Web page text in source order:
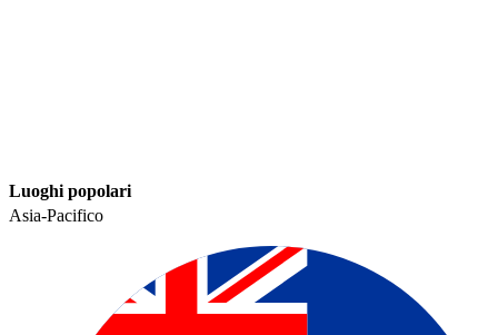
Luoghi popolari​​
Asia-Pacifico​​